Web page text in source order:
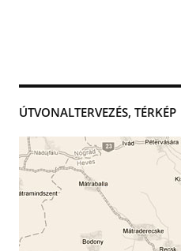
ÚTVONALTERVEZÉS, TÉRKÉP